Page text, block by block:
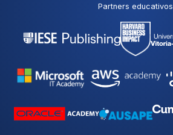
Partners educativos